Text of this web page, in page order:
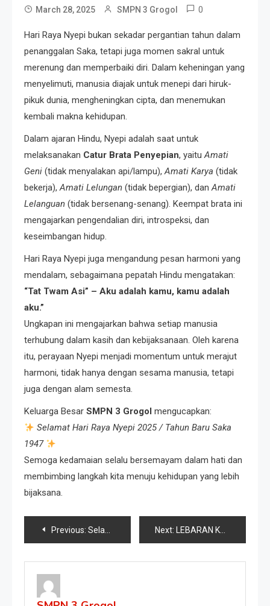
March 28, 2025 SMPN 3 Grogol 0
Hari Raya Nyepi bukan sekadar pergantian tahun dalam
penanggalan Saka, tetapi juga momen sakral untuk
merenung dan memperbaiki diri. Dalam keheningan yang
menyelimuti, manusia diajak untuk menepi dari hiruk-
pikuk dunia, mengheningkan cipta, dan menemukan
kembali makna kehidupan.
Dalam ajaran Hindu, Nyepi adalah saat untuk
melaksanakan Catur Brata Penyepian, yaituAmati
Geni (tidak menyalakan api/lampu),Amati Karya (tidak
bekerja),Amati Lelungan (tidak bepergian), danAmati
Lelanguan (tidak bersenang-senang). Keempat brata ini
mengajarkan pengendalian diri, introspeksi, dan
keseimbangan hidup.
Hari Raya Nyepi juga mengandung pesan harmoni yang
mendalam, sebagaimana pepatah Hindu mengatakan:
“Tat Twam Asi” – Aku adalah kamu, kamu adalah
aku.”
Ungkapan ini mengajarkan bahwa setiap manusia
terhubung dalam kasih dan kebijaksanaan. Oleh karena
itu, perayaan Nyepi menjadi momentum untuk merajut
harmoni, tidak hanya dengan sesama manusia, tetapi
juga dengan alam semesta.
Keluarga Besar SMPN 3 Grogol mengucapkan:
Selamat Hari Raya Nyepi 2025 / Tahun Baru Saka
1947
Semoga kedamaian selalu bersemayam dalam hati dan
membimbing langkah kita menuju kehidupan yang lebih
bijaksana.
Previous: Selamat Hari Jadi Kabupaten Kediri ke-1221! Next: LEBARAN KELUARGA BESAR SMPN 3 GROGOL